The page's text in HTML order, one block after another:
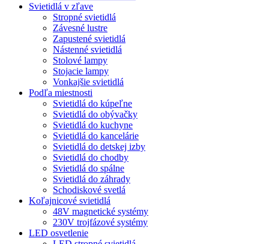
Svietidlá v zľave
Stropné svietidlá
Závesné lustre
Zapustené svietidlá
Nástenné svietidlá
Stolové lampy
Stojacie lampy
Vonkajšie svietidlá
Podľa miestnosti
Svietidlá do kúpeľne
Svietidlá do obývačky
Svietidlá do kuchyne
Svietidlá do kancelárie
Svietidlá do detskej izby
Svietidlá do chodby
Svietidlá do spálne
Svietidlá do záhrady
Schodiskové svetlá
Koľajnicové svietidlá
48V magnetické systémy
230V trojfázové systémy
LED osvetlenie